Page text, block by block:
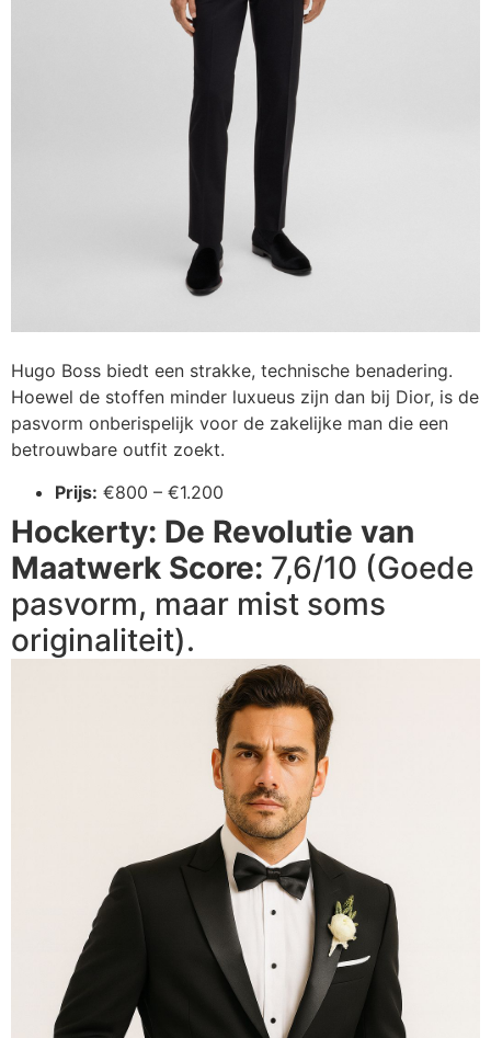
Hugo Boss biedt een strakke, technische benadering.
Hoewel de stoffen minder luxueus zijn dan bij Dior, is de
pasvorm onberispelijk voor de zakelijke man die een
betrouwbare outfit zoekt.
Prijs: €800 – €1.200
Hockerty: De Revolutie van
Maatwerk Score: 7,6/10 (Goede
pasvorm, maar mist soms
originaliteit).